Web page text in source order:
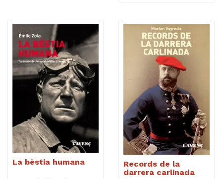
La bèstia humana
Records de la
darrera carlinada